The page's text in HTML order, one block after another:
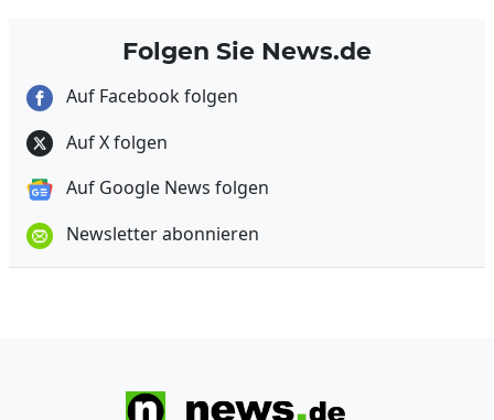
Folgen Sie News.de
Auf Facebook folgen
Auf X folgen
Auf Google News folgen
Newsletter abonnieren